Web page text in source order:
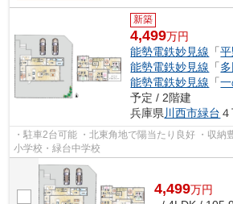
新築
4,499万円
能勢電鉄妙見線 「
能勢電鉄妙見線 「多
能勢電鉄妙見線 「
予定 / 2階建
兵庫県 川西市緑台
・駐車2台可能 ・北東角地で陽当たり良好 ・収納
小学校・緑台中学校
4,499万円